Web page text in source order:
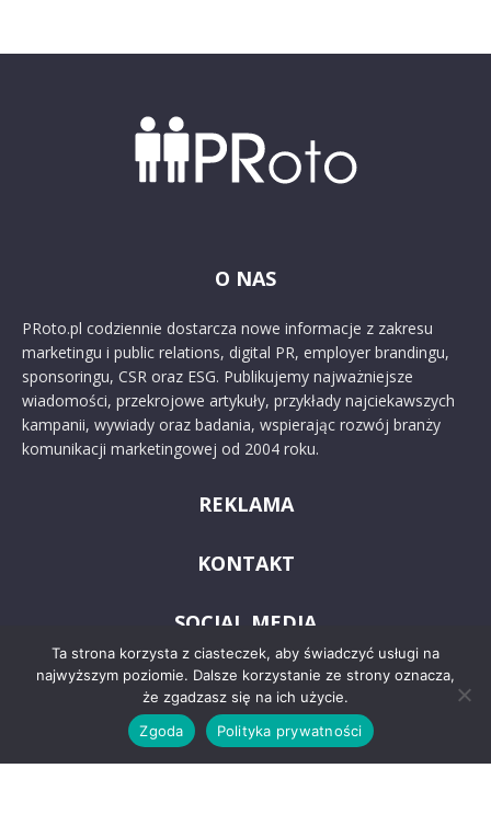
O NAS
PRoto.pl codziennie dostarcza nowe informacje z zakresu
marketingu i public relations, digital PR, employer brandingu,
sponsoringu, CSR oraz ESG. Publikujemy najważniejsze
wiadomości, przekrojowe artykuły, przykłady najciekawszych
kampanii, wywiady oraz badania, wspierając rozwój branży
komunikacji marketingowej od 2004 roku.
REKLAMA
KONTAKT
SOCIAL MEDIA
Ta strona korzysta z ciasteczek, aby świadczyć usługi na
najwyższym poziomie. Dalsze korzystanie ze strony oznacza,
że zgadzasz się na ich użycie.
Zgoda
Polityka prywatności